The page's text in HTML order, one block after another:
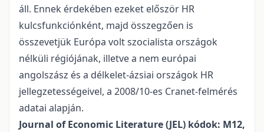
áll. Ennek érdekében ezeket először HR
kulcsfunkciónként, majd összegzően is
összevetjük Európa volt szocialista országok
nélküli régiójának, illetve a nem európai
angolszász és a délkelet-ázsiai országok HR
jellegzetességeivel, a 2008/10-es Cranet-felmérés
adatai alapján.
Journal of Economic Literature (JEL) kódok: M12,